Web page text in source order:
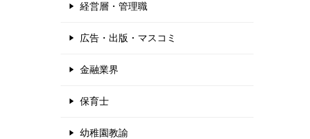
経営層・管理職
広告・出版・マスコミ
金融業界
保育士
幼稚園教諭